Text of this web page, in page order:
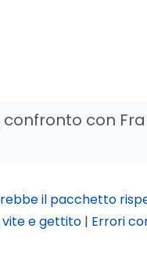
con
il pacchetto
vite e gettito | Errori